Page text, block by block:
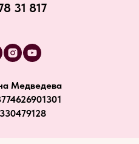
31 817
Медведева